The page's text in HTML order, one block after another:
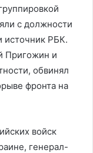
с должности
источник РБК.
Пригожин и
обвинял
фронта на
войск
генерал-